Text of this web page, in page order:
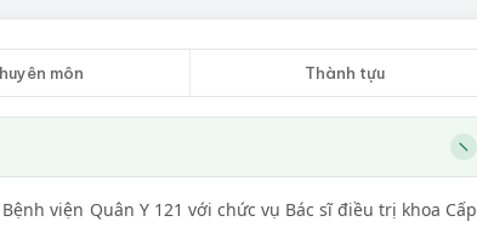
môn Thành tựu
viện Quân Y 121 với chức vụ Bác sĩ điều trị khoa Cấp